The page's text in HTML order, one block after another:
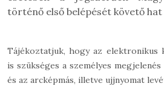
történő első belépését követő hat
Tájékoztatjuk, hogy az elektronikus
is szükséges a személyes
és az arcképmás, illetve ujjnyomat